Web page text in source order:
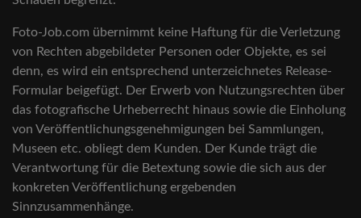
Foto-Job.com übernimmt keine Haftung für die Verletzung
von Rechten abgebildeter Personen oder Objekte, es sei
denn, es wird ein entsprechend unterzeichnetes Release-
Formular beigefügt. Der Erwerb von Nutzungsrechten über
das fotografische Urheberrecht hinaus sowie die Einholung
von Veröffentlichungsgenehmigungen bei Sammlungen,
Museen etc. obliegt dem Kunden. Der Kunde trägt die
Verantwortung für die Betextung sowie die sich aus der
konkreten Veröffentlichung ergebenden
Sinnzusammenhänge.